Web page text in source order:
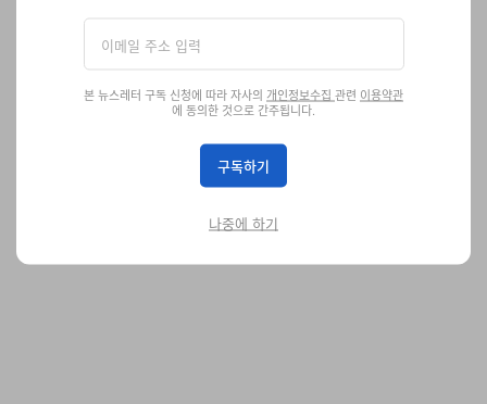
펜디 26 FW 컬렉션 공개
본 뉴스레터 구독 신청에 따라 자사의 개인정보수집 관련 이용약관
에 동의한 것으로 간주됩니다.
구독하기
나중에 하기